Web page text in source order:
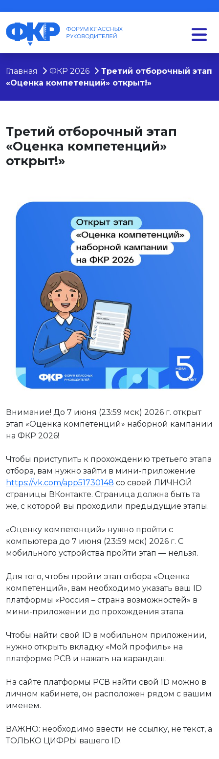
Главная ФКР 2026
Третий отборочный этап
«Оценка компетенций» открыт!»
Третий отборочный этап
«Оценка компетенций»
открыт!»
Внимание! До 7 июня (23:59 мск) 2026 г. открыт
этап «Оценка компетенций» наборной кампании
на ФКР 2026!
Чтобы приступить к прохождению третьего этапа
отбора, вам нужно зайти в мини-приложение
https://vk.com/app51730148 со своей ЛИЧНОЙ
страницы ВКонтакте. Страница должна быть та
же, с которой вы проходили предыдущие этапы.
«Оценку компетенций» нужно пройти с
компьютера до 7 июня (23:59 мск) 2026 г. С
мобильного устройства пройти этап — нельзя.
Для того, чтобы пройти этап отбора «Оценка
компетенций», вам необходимо указать ваш ID
платформы «Россия – страна возможностей» в
мини-приложении до прохождения этапа.
Чтобы найти свой ID в мобильном приложении,
нужно открыть вкладку «Мой профиль» на
платформе РСВ и нажать на карандаш.
На сайте платформы РСВ найти свой ID можно в
личном кабинете, он расположен рядом с вашим
именем.
ВАЖНО: необходимо ввести не ссылку, не текст, а
ТОЛЬКО ЦИФРЫ вашего ID.